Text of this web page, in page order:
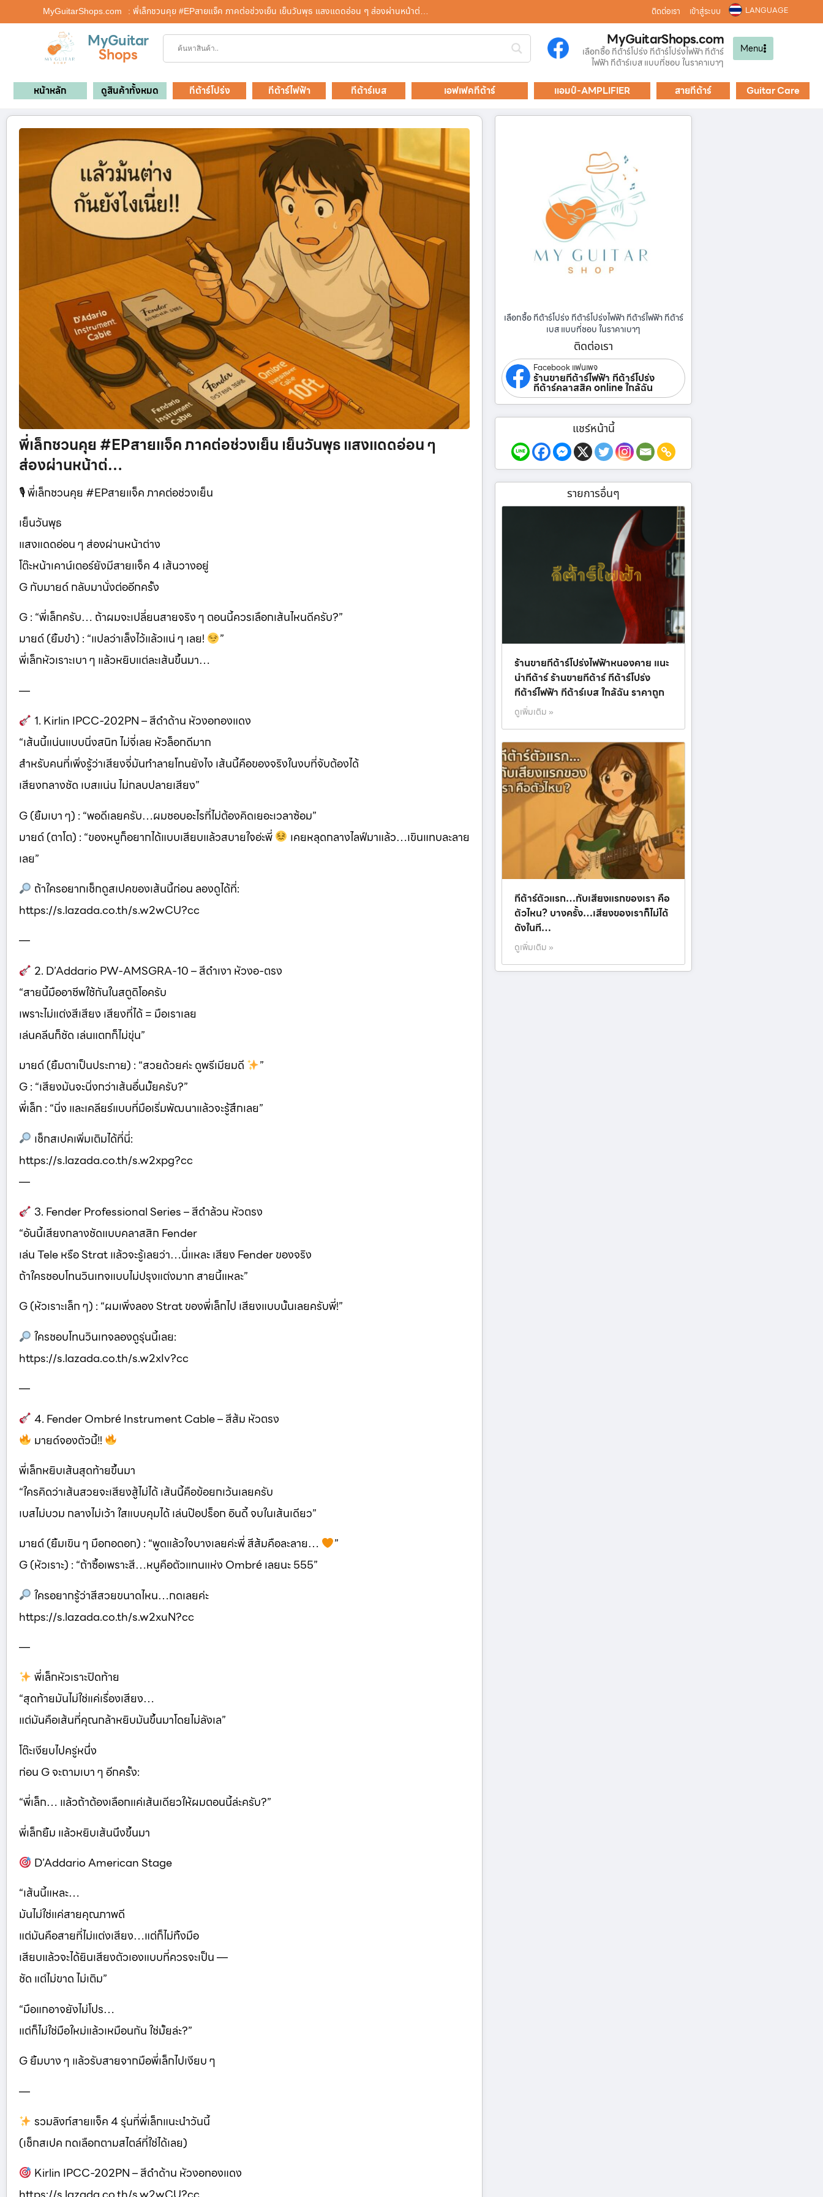
MyGuitarShops.com : พี่เล็กชวนคุย #EPสายแจ็ค ภาคต่อช่วงเย็น เย็นวันพุธ แสงแดดอ่อน ๆ ส่องผ่านหน้าต่… ติดต่อเรา เข้าสู่ระบบ LANGUAGE
MyGuitar
Shops
MyGuitarShops.com
เลือกซื้อ กีต้าร์โปร่ง กีต้าร์โปร่งไฟฟ้า กีต้าร์
ไฟฟ้า กีต้าร์เบส แบบที่ชอบ ในราคาเบาๆ
Menu
หน้าหลัก ดูสินค้าทั้งหมด กีต้าร์โปร่ง กีต้าร์ไฟฟ้า กีต้าร์เบส เอฟเฟคกีต้าร์ แอมป์-AMPLIFIER สายกีต้าร์ Guitar Care
พี่เล็กชวนคุย #EPสายแจ็ค ภาคต่อช่วงเย็น เย็นวันพุธ แสงแดดอ่อน ๆ
ส่องผ่านหน้าต่…
🎙 พี่เล็กชวนคุย #EPสายแจ็ค ภาคต่อช่วงเย็น
เย็นวันพุธ
แสงแดดอ่อน ๆ ส่องผ่านหน้าต่าง
โต๊ะหน้าเคาน์เตอร์ยังมีสายแจ็ค 4 เส้นวางอยู่
G กับมายด์ กลับมานั่งต่ออีกครั้ง
G : “พี่เล็กครับ… ถ้าผมจะเปลี่ยนสายจริง ๆ ตอนนี้ควรเลือกเส้นไหนดีครับ?”
มายด์ (ยิ้มขำ) : “แปลว่าเล็งไว้แล้วแน่ ๆ เลย!
”
พี่เล็กหัวเราะเบา ๆ แล้วหยิบแต่ละเส้นขึ้นมา…
—
1. Kirlin IPCC-202PN – สีดำด้าน หัวงอทองแดง
“เส้นนี้แน่นแบบนิ่งสนิท ไม่จี่เลย หัวล็อกดีมาก
สำหรับคนที่เพิ่งรู้ว่าเสียงจี่มันทำลายโทนยังไง เส้นนี้คือของจริงในงบที่จับต้องได้
เสียงกลางชัด เบสแน่น ไม่กลบปลายเสียง”
G (ยิ้มเบา ๆ) : “พอดีเลยครับ…ผมชอบอะไรที่ไม่ต้องคิดเยอะเวลาซ้อม”
มายด์ (ตาโต) : “ของหนูก็อยากได้แบบเสียบแล้วสบายใจอ่ะพี่
เคยหลุดกลางไลฟ์มาแล้ว…เขินแทบละลาย
เลย”
ถ้าใครอยากเช็กดูสเปคของเส้นนี้ก่อน ลองดูได้ที่:
https://s.lazada.co.th/s.w2wCU?cc
—
2. D’Addario PW-AMSGRA-10 – สีดำเงา หัวงอ-ตรง
“สายนี้มืออาชีพใช้กันในสตูดิโอครับ
เพราะไม่แต่งสีเสียง เสียงที่ได้ = มือเราเลย
เล่นคลีนก็ชัด เล่นแตกก็ไม่ขุ่น”
มายด์ (ยิ้มตาเป็นประกาย) : “สวยด้วยค่ะ ดูพรีเมียมดี
”
G : “เสียงมันจะนิ่งกว่าเส้นอื่นมั้ยครับ?”
พี่เล็ก : “นิ่ง และเคลียร์แบบที่มือเริ่มพัฒนาแล้วจะรู้สึกเลย”
เช็กสเปคเพิ่มเติมได้ที่นี่:
https://s.lazada.co.th/s.w2xpg?cc
—
3. Fender Professional Series – สีดำล้วน หัวตรง
“อันนี้เสียงกลางชัดแบบคลาสสิก Fender
เล่น Tele หรือ Strat แล้วจะรู้เลยว่า…นี่แหละ เสียง Fender ของจริง
ถ้าใครชอบโทนวินเทจแบบไม่ปรุงแต่งมาก สายนี้แหละ”
G (หัวเราะเล็ก ๆ) : “ผมเพิ่งลอง Strat ของพี่เล็กไป เสียงแบบนั้นเลยครับพี่!”
ใครชอบโทนวินเทจลองดูรุ่นนี้เลย:
https://s.lazada.co.th/s.w2xIv?cc
—
4. Fender Ombré Instrument Cable – สีส้ม หัวตรง
มายด์จองตัวนี้!!
พี่เล็กหยิบเส้นสุดท้ายขึ้นมา
“ใครคิดว่าเส้นสวยจะเสียงสู้ไม่ได้ เส้นนี้คือข้อยกเว้นเลยครับ
เบสไม่บวม กลางไม่เว้า ใสแบบคุมได้ เล่นป๊อปร็อก อินดี้ จบในเส้นเดียว”
มายด์ (ยิ้มเขิน ๆ มือกอดอก) : “พูดแล้วใจบางเลยค่ะพี่ สีส้มคือละลาย…
”
G (หัวเราะ) : “ถ้าซื้อเพราะสี…หนูคือตัวแทนแห่ง Ombré เลยนะ 555”
ใครอยากรู้ว่าสีสวยขนาดไหน…กดเลยค่ะ
https://s.lazada.co.th/s.w2xuN?cc
—
พี่เล็กหัวเราะปิดท้าย
“สุดท้ายมันไม่ใช่แค่เรื่องเสียง…
แต่มันคือเส้นที่คุณกล้าหยิบมันขึ้นมาโดยไม่ลังเล”
โต๊ะเงียบไปครู่หนึ่ง
ก่อน G จะถามเบา ๆ อีกครั้ง:
“พี่เล็ก… แล้วถ้าต้องเลือกแค่เส้นเดียวให้ผมตอนนี้ล่ะครับ?”
พี่เล็กยิ้ม แล้วหยิบเส้นนึงขึ้นมา
D’Addario American Stage
“เส้นนี้แหละ…
มันไม่ใช่แค่สายคุณภาพดี
แต่มันคือสายที่ไม่แต่งเสียง…แต่ก็ไม่ทิ้งมือ
เสียบแล้วจะได้ยินเสียงตัวเองแบบที่ควรจะเป็น —
ชัด แต่ไม่ขาด ไม่เติม”
“มือแกอาจยังไม่โปร…
แต่ก็ไม่ใช่มือใหม่แล้วเหมือนกัน ใช่มั้ยล่ะ?”
G ยิ้มบาง ๆ แล้วรับสายจากมือพี่เล็กไปเงียบ ๆ
—
รวมลิงก์สายแจ็ค 4 รุ่นที่พี่เล็กแนะนำวันนี้
(เช็กสเปค กดเลือกตามสไตล์ที่ใช่ได้เลย)
Kirlin IPCC-202PN – สีดำด้าน หัวงอทองแดง
เลือกซื้อ กีต้าร์โปร่ง กีต้าร์โปร่งไฟฟ้า กีต้าร์ไฟฟ้า กีต้าร์
เบส แบบที่ชอบ ในราคาเบาๆ
ติดต่อเรา
Facebook แฟนเพจ
ร้านขายกีต้าร์ไฟฟ้า กีต้าร์โปร่ง
กีต้าร์คลาสสิค online ใกล้ฉัน
แชร์หน้านี้
รายการอื่นๆ
ร้านขายกีต้าร์โปร่งไฟฟ้าหนองคาย แนะ
นำกีต้าร์ ร้านขายกีต้าร์ กีต้าร์โปร่ง
กีต้าร์ไฟฟ้า กีต้าร์เบส ใกล้ฉัน ราคาถูก
ดูเพิ่มเติม »
กีต้าร์ตัวแรก…กับเสียงแรกของเรา คือ
ตัวไหน? บางครั้ง…เสียงของเราก็ไม่ได้
ดังในที…
ดูเพิ่มเติม »